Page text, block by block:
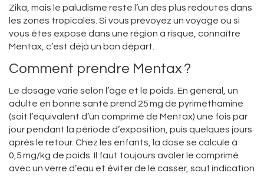
Zika, mais le paludisme reste l’un des plus redoutés dans
les zones tropicales. Si vous prévoyez un voyage ou si
vous êtes exposé dans une région à risque, connaître
Mentax, c’est déjà un bon départ.
Comment prendre Mentax ?
Le dosage varie selon l’âge et le poids. En général, un
adulte en bonne santé prend 25 mg de pyriméthamine
(soit l’équivalent d’un comprimé de Mentax) une fois par
jour pendant la période d’exposition, puis quelques jours
après le retour. Chez les enfants, la dose se calcule à
0,5 mg/kg de poids. Il faut toujours avaler le comprimé
avec un verre d’eau et éviter de le casser, sauf indication